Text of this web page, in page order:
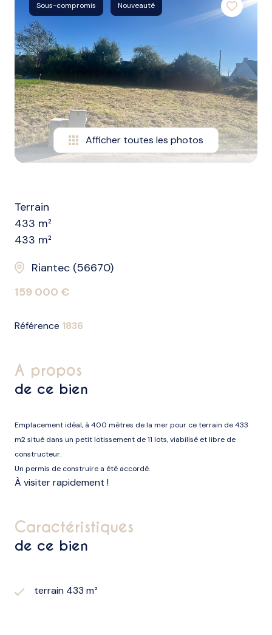
biens
vendus
nos
biens
loués
alerte
e-
mail
Sous-compromis Nouveauté
Afficher toutes les photos
Terrain
433 m²
433 m²
Riantec (56670)
159 000 €
Référence 1836
a propos
de ce bien
Emplacement idéal, à 400 mètres de la mer pour ce terrain de 433
m2 situé dans un petit lotissement de 11 lots, viabilisé et libre de
constructeur.
Un permis de construire a été accordé.
À visiter rapidement !
caractéristiques
de ce bien
terrain 433 m²